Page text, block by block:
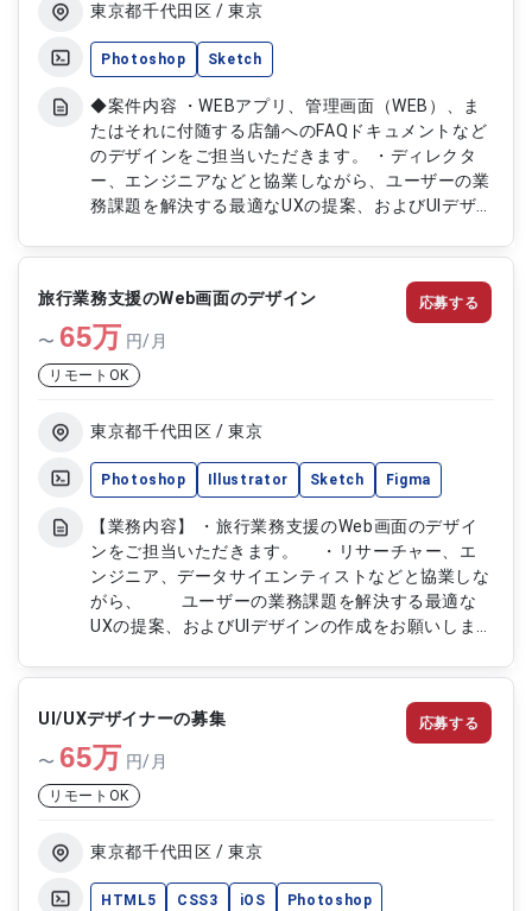
東京都千代田区 / 東京
Photoshop Sketch
◆案件内容 ・WEBアプリ、管理画面（WEB）、ま
たはそれに付随する店舗へのFAQドキュメントなど
のデザインをご担当いただきます。 ・ディレクタ
ー、エンジニアなどと協業しながら、ユーザーの業
務課題を解決する最適なUXの提案、およびUIデザイ
件によっては、ユーザーヒアリングの同行、ユーザ
ビリティーテストの設計、実施をお願いする場合が
あります。
旅行業務支援のWeb画面のデザイン
〜 65万 円/月
リモートOK
東京都千代田区 / 東京
Photoshop Illustrator Sketch Figma
【業務内容】 ・旅行業務支援のWeb画面のデザイ
ンをご担当いただきます。 ・リサーチャー、エ
ンジニア、データサイエンティストなどと協業しな
がら、 ユーザーの業務課題を解決する最適な
UXの提案、およびUIデザインの作成をお願いしま
ティーテストの設計、実施をお願いする場合があり
応募する
UI/UXデザイナーの募集
〜 65万 円/月
リモートOK
東京都千代田区 / 東京
HTML5 CSS3 iOS Photoshop
応募する